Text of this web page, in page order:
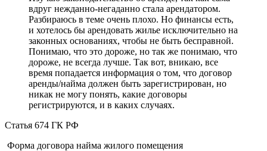
вдруг нежданно-негаданно стала арендатором.
Разбираюсь в теме очень плохо. Но финансы есть,
и хотелось бы арендовать жилье исключительно на
законных основаниях, чтобы не быть бесправной.
Понимаю, что это дороже, но так же понимаю, что
дороже, не всегда лучше. Так вот, вникаю, все
время попадается информация о том, что договор
аренды/найма должен быть зарегистрирован, но
никак не могу понять, какие договоры
регистрируются, и в каких случаях.
Статья 674 ГК РФ
Форма договора найма жилого помещения